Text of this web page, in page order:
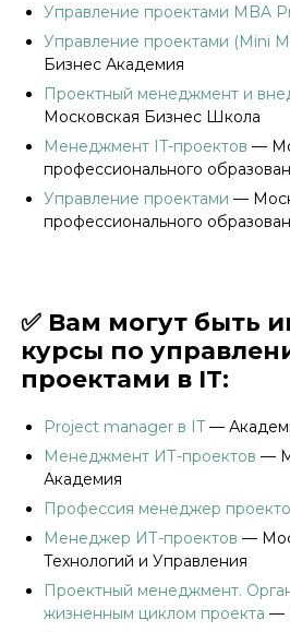
Управление проектами MBA
Управление проектами (Mini
Бизнес Академия
Проектный менеджмент и
Mосковская Бизнес Школа
Менеджмент IT-проектов —
профессионального
Управление проектами —
профессионального
✅ Вам могут быть
курсы по
проектами в IT:
Project manager в IT—
Менеджмент ИТ-проектов —
Академия
Профессия менеджер
Менеджер ИТ-проектов —
Технологий и Управления
Проектный менеджмент.
жизненным циклом проекта —